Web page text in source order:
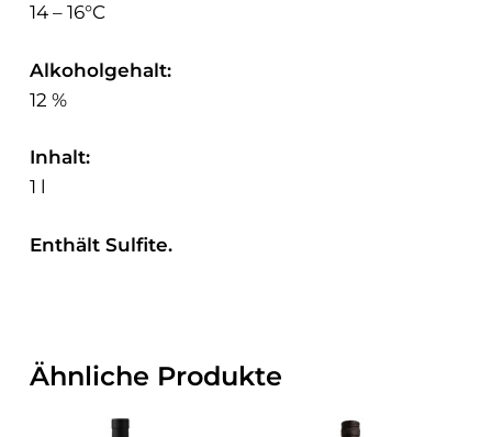
14 – 16°C
Alkoholgehalt:
12 %
Inhalt:
1 l
Enthält Sulfite.
Ähnliche Produkte